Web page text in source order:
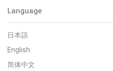
Language
日本語
English
简体中文